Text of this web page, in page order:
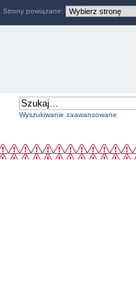
Wyszukiwanie zaawansowane
Strony powiązane: